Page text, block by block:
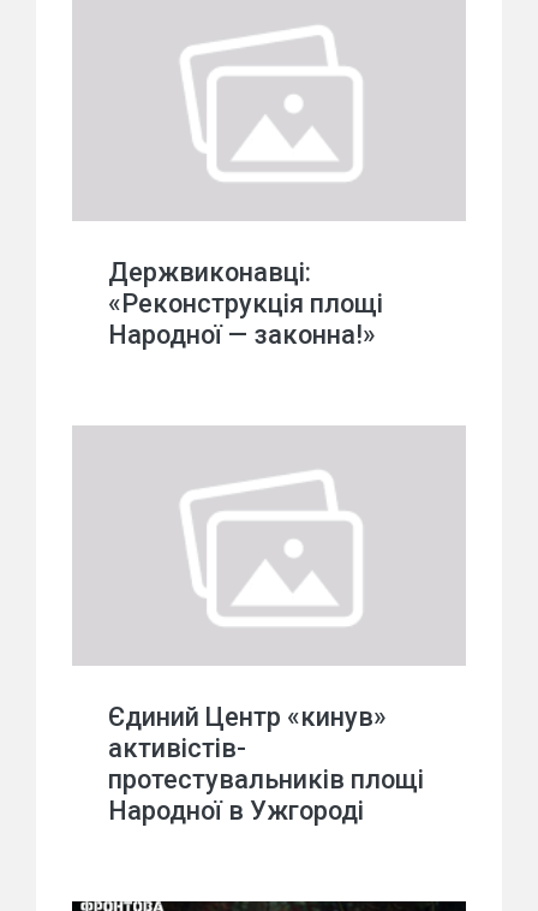
Держвиконавці:
«Реконструкція площі
Народної — законна!»
Єдиний Центр «кинув»
активістів-
протестувальників площі
Народної в Ужгороді